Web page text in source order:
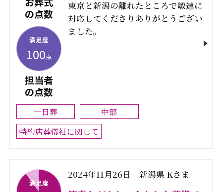
の点数
満足度
100点
担当者
の点数
東京と新潟の離れたところで敏速に
対応してくださりありがとうござい
ました。
一日葬
中部
特約店葬儀社に関して
満足度
2024年11月26日 新潟県 Kさま